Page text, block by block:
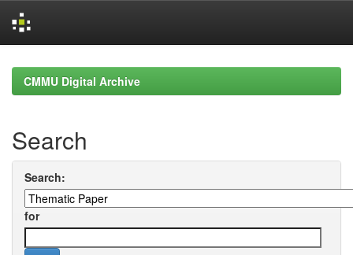
navigationCMMU Digital Archive
Search
Search:
for